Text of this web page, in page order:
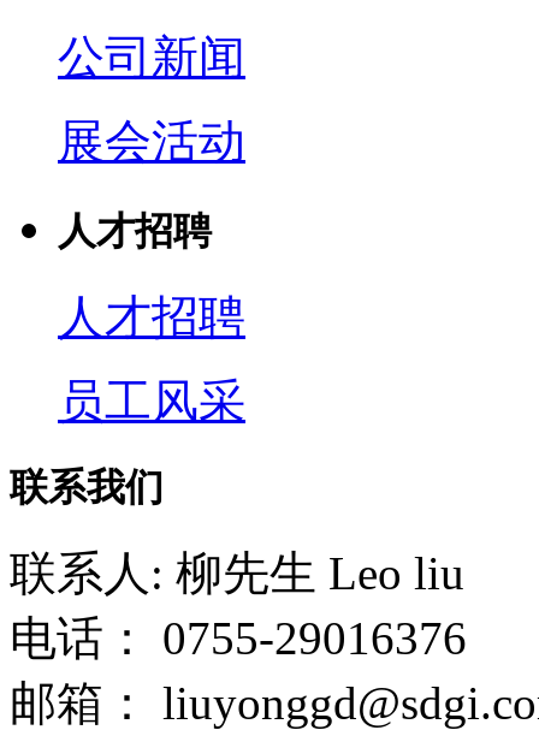
公司新闻
展会活动
人才招聘
人才招聘
员工风采
联系我们
联系人: 柳先生 Leo liu
电话： 0755-29016376
邮箱：